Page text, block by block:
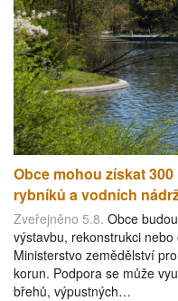
Obce mohou získat
rybníků a vodních
Zveřejněno 5.8. Obce
výstavbu, rekonstrukci
Ministerstvo zemědělství
korun. Podpora se může
břehů, výpustných…